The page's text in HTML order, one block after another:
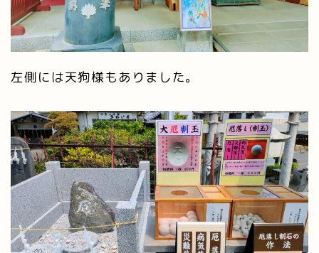
左側には天狗様もありました。